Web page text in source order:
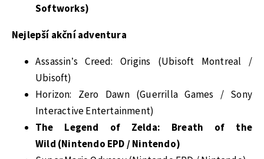
Softworks)
Nejlepší akční adventura
Assassin’s Creed: Origins (Ubisoft Montreal /
Ubisoft)
Horizon: Zero Dawn (Guerrilla Games / Sony
Interactive Entertainment)
The Legend of Zelda: Breath of the
Wild (Nintendo EPD / Nintendo)